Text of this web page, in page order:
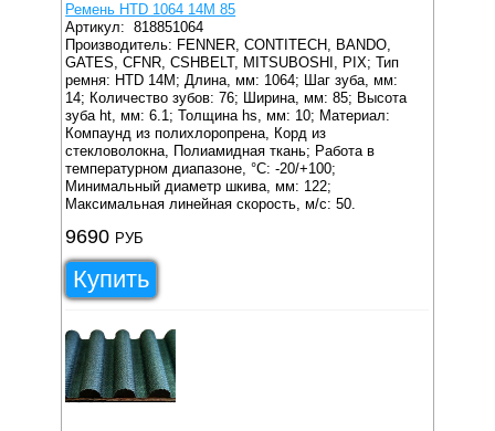
Ремень HTD 1064 14M 85
Артикул:818851064
Производитель: FENNER, CONTITECH, BANDO,
GATES, CFNR, CSHBELT, MITSUBOSHI, PIX; Тип
ремня: HTD 14M; Длина, мм: 1064; Шаг зуба, мм:
14; Количество зубов: 76; Ширина, мм: 85; Высота
зуба ht, мм: 6.1; Толщина hs, мм: 10; Материал:
Компаунд из полихлоропрена, Корд из
стекловолокна, Полиамидная ткань; Работа в
температурном диапазоне, °C: -20/+100;
Минимальный диаметр шкива, мм: 122;
Максимальная линейная скорость, м/с: 50.
9690 РУБ
Купить